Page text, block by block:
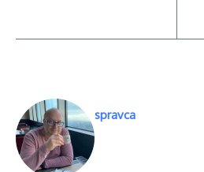
spravca